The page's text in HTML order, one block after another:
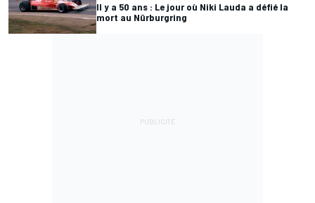
Il y a 50 ans : Le jour où Niki Lauda a défié la
mort au Nürburgring